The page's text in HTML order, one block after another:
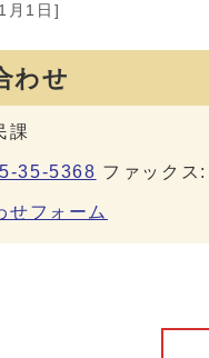
月1日]
わせ
課
35-5368 ファック
せフォーム